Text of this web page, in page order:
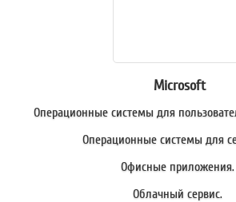
Microsoft
Операционные системы для
Операционные системы для
Офисные приложения.
Облачный сервис.